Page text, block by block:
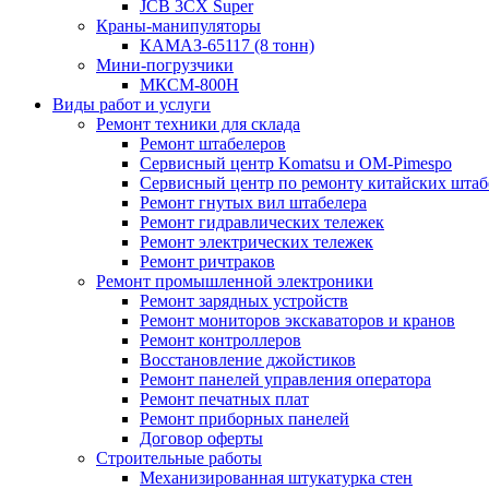
JCB 3CX Super
Краны-манипуляторы
КАМАЗ-65117 (8 тонн)
Мини-погрузчики
МКСМ-800H
Виды работ и услуги
Ремонт техники для склада
Ремонт штабелеров
Сервисный центр Komatsu и OM-Pimespo
Сервисный центр по ремонту китайских
Ремонт гнутых вил штабелера
Ремонт гидравлических тележек
Ремонт электрических тележек
Ремонт ричтраков
Ремонт промышленной электроники
Ремонт зарядных устройств
Ремонт мониторов экскаваторов и кранов
Ремонт контроллеров
Восстановление джойстиков
Ремонт панелей управления оператора
Ремонт печатных плат
Ремонт приборных панелей
Договор оферты
Строительные работы
Механизированная штукатурка стен